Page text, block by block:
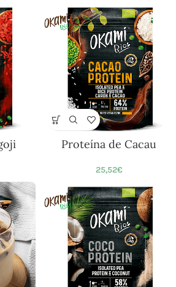
Proteína de Cacau
25,52€